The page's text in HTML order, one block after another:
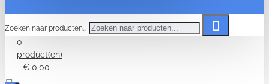
Zoeken naar producten...
0
product(en)
- € 0,00